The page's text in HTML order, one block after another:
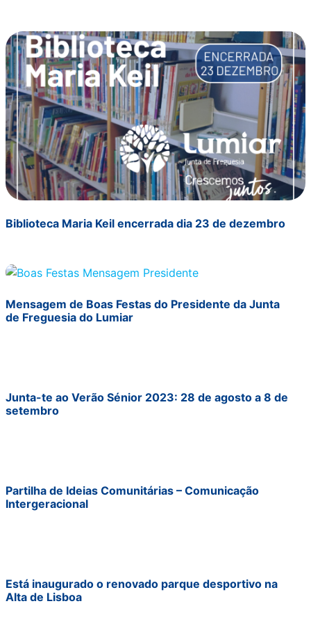
Biblioteca Maria Keil encerrada dia 23 de dezembro
Mensagem de Boas Festas do Presidente da Junta
de Freguesia do Lumiar
Junta-te ao Verão Sénior 2023: 28 de agosto a 8 de
setembro
Partilha de Ideias Comunitárias – Comunicação
Intergeracional
Está inaugurado o renovado parque desportivo na
Alta de Lisboa